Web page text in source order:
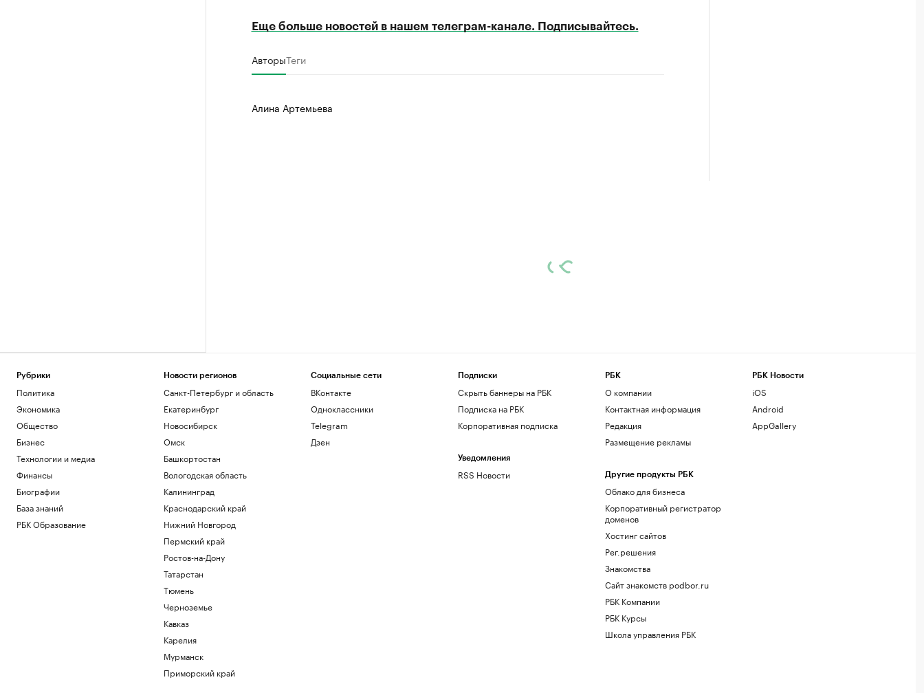
Еще больше новостей в нашем телеграм-канале. Подписывайтесь.
АвторыТеги
Алина Артемьева
Рубрики
Политика
Экономика
Общество
Бизнес
Технологии и медиа
Финансы
Биографии
База знаний
РБК Образование
Новости регионов
Санкт-Петербург и область
Екатеринбург
Новосибирск
Омск
Башкортостан
Вологодская область
Калининград
Краснодарский край
Нижний Новгород
Пермский край
Ростов-на-Дону
Татарстан
Тюмень
Черноземье
Кавказ
Карелия
Мурманск
Приморский край
Социальные сети
ВКонтакте
Одноклассники
Telegram
Дзен
Подписки
Скрыть баннеры на РБК
Подписка на РБК
Корпоративная подписка
Уведомления
RSS Новости
РБК
О компании
Контактная информация
Редакция
Размещение рекламы
Другие продукты РБК
Облако для бизнеса
Корпоративный регистратор
доменов
Хостинг сайтов
Рег.решения
Знакомства
Сайт знакомств podbor.ru
РБК Компании
РБК Курсы
Школа управления РБК
РБК Новости
iOS
Android
AppGallery